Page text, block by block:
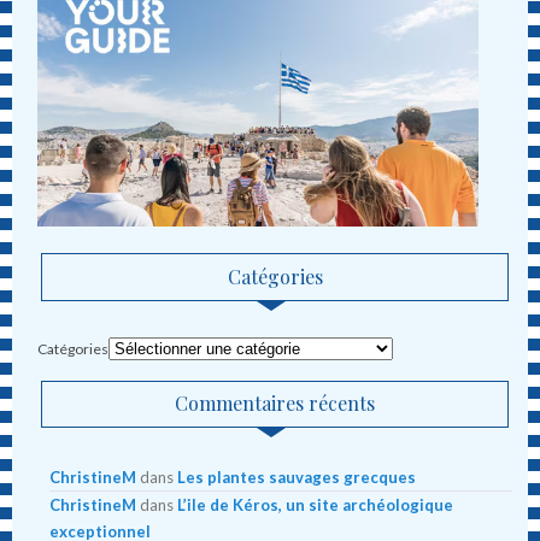
Catégories
Catégories
Commentaires récents
ChristineM dans Les plantes sauvages grecques
ChristineM dans L’ile de Kéros, un site archéologique
exceptionnel